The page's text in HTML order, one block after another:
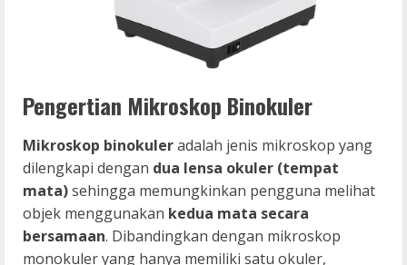
Pengertian Mikroskop Binokuler
Mikroskop binokuleradalah jenis mikroskop yang
dilengkapi dengan dua lensa okuler (tempat
mata)sehingga memungkinkan pengguna melihat
objek menggunakan kedua mata secara
bersamaan. Dibandingkan dengan mikroskop
monokuler yang hanya memiliki satu okuler,